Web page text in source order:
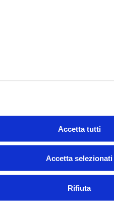
Accetta tutti
Accetta selezionati
Rifiuta